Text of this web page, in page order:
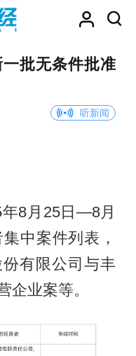
批无条件批准
听新闻
8月25日—8月
中案件列表，
有限公司与丰
企业案等。